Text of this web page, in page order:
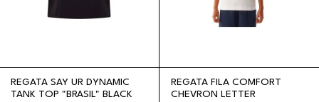
REGATA SAY UR DYNAMIC
TANK TOP "BRASIL" BLACK
REGATA FILA COMFORT
CHEVRON LETTER